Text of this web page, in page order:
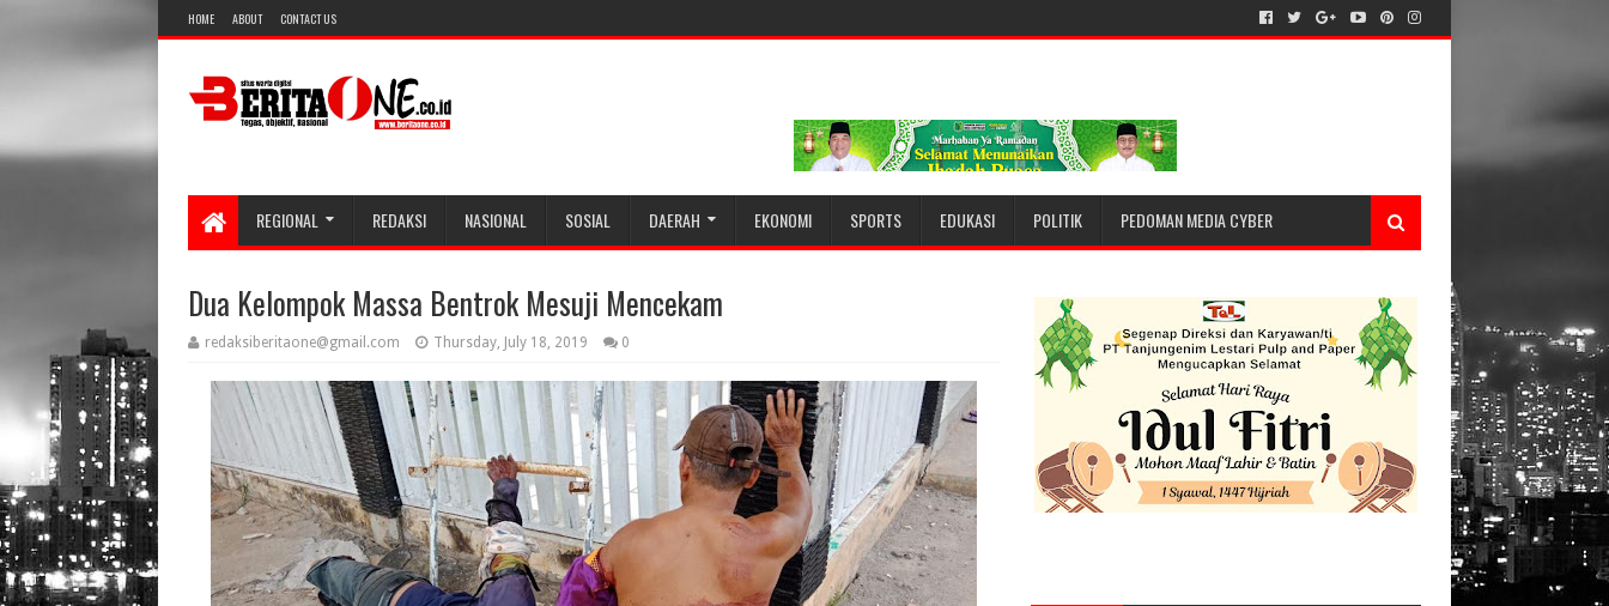
HOME ABOUT CONTACT US
REGIONAL REDAKSI NASIONAL SOSIAL DAERAH EKONOMI SPORTS EDUKASI POLITIK PEDOMAN MEDIA CYBER
Dua Kelompok Massa Bentrok Mesuji Mencekam
redaksiberitaone@gmail.com Thursday, July 18, 2019 0